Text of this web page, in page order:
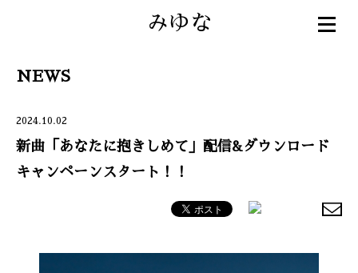
みゆな
NEWS
2024.10.02
新曲「あなたに抱きしめて」配信&ダウンロード
キャンペーンスタート！！